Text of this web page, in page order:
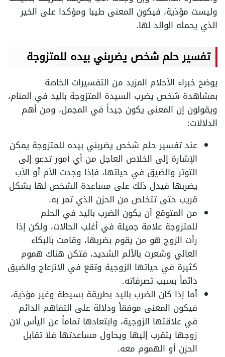
وليست مؤذية، فيكون المعنى طيبا ومؤكدا على الخير
الذي يحمله الوالد لها.
تفسير حلم شخص يضربني بيده للمتزوجة
يوضح خبراء الأحلام المزيد من التفسيرات الخاصة
بمشاهدة شخص يضرب السيدة المتزوجة باليد في المنام،
ويقولون إن المعنى يكون جيداً في المجمل، ومن أهم
الدلالات:
عند تفسير حلم شخص يضربني بيده للمتزوجة يمكن
الإشارة إلى الخلاص العاجل من أي أمور تدعو إلى
التوتر والضيق في حياتها، فإذا وجدت الأم أو الأب
يضربها فيدل ذلك على مساعدة الشخص لها بشكل
قريب حتى تتخلص من الحزن الذي تمر به.
من المتوقع أن يكون الضرب باليد في الحلم
للمتزوجة علامة جميلة في أغلب الحالات، ولكن إذا
رأت الزوج هو من يقوم بضربها، وقامت بالبكاء
العالي وشعرت بالألم الشديد، فتكن هناك هموم
كثيرة في حياتها الزوجية وتقع في الانزعاج والضيق
دائماً بسبب تصرفاته.
أما إذا كان الضرب باليد بطريقة بسيطة وغير مؤذية،
فيكون المعنى موفقاً ودلالة على التفاهم الدائم
في علاقتها الزوجية، وابتعادها تماماً عن اليأس لان
زوجها يتقرب إليها ويحاول مساعدتها فلا تقابل
الحزن أو الهموم معه.